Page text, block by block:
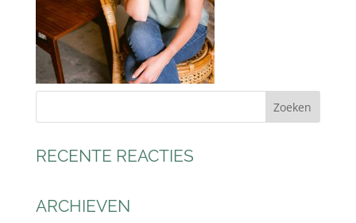
RECENTE REACTIES
ARCHIEVEN